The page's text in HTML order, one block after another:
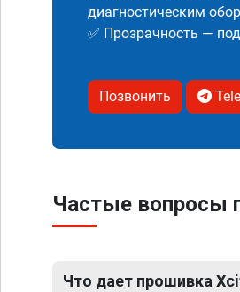
диагностическим
✅ Прозрачность —
Позвонить
Частые вопросы
Что дает прошивка